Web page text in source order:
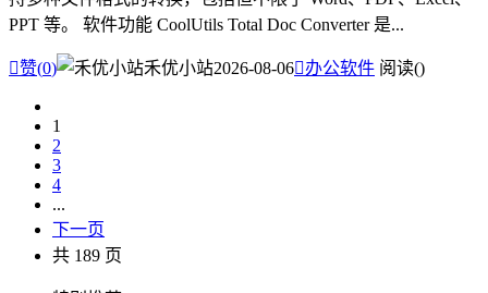
PPT 等。 软件功能 CoolUtils Total Doc Converter 是...
赞(0) 禾优小站2026-08-06办公软件 阅读()
1
2
3
4
...
下一页
共 189 页